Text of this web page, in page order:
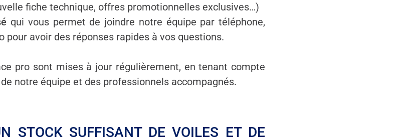
fiche technique, offres promotionnelles exclusives…)
qui vous permet de joindre notre équipe par téléphone,
pour avoir des réponses rapides à vos questions.
pro sont mises à jour régulièrement, en tenant compte
notre équipe et des professionnels accompagnés.
STOCK SUFFISANT DE VOILES ET DE